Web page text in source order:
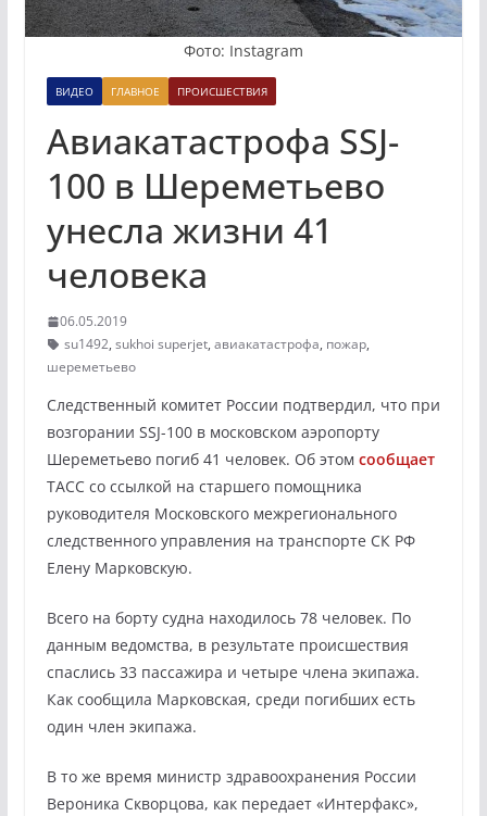
Фото: Instagram
ВИДЕО ГЛАВНОЕ ПРОИСШЕСТВИЯ
Авиакатастрофа SSJ-
100 в Шереметьево
унесла жизни 41
человека
06.05.2019
su1492, sukhoi superjet, авиакатастрофа, пожар,
шереметьево
Следственный комитет России подтвердил, что при
возгорании SSJ-100 в московском аэропорту
Шереметьево погиб 41 человек. Об этом сообщает
ТАСС со ссылкой на старшего помощника
руководителя Московского межрегионального
следственного управления на транспорте СК РФ
Елену Марковскую.
Всего на борту судна находилось 78 человек. По
данным ведомства, в результате происшествия
спаслись 33 пассажира и четыре члена экипажа.
Как сообщила Марковская, среди погибших есть
один член экипажа.
В то же время министр здравоохранения России
Вероника Скворцова, как передает «Интерфакс»,